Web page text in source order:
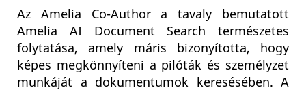
Az Amelia Co-Author a tavaly bemutatott
Amelia AI Document Search természetes
folytatása, amely máris bizonyította, hogy
képes megkönnyíteni a pilóták és személyzet
munkáját a dokumentumok keresésében. A